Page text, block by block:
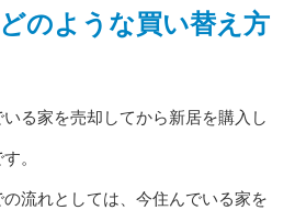
のような買い替え方
る家を売却してから新居を購入し
。
流れとしては、今住んでいる家を